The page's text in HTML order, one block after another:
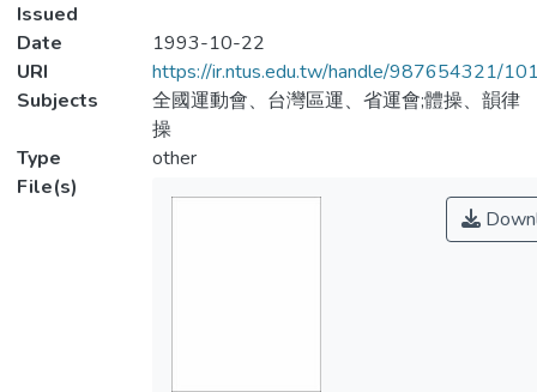
Issued
Date
1993-10-22
URI
https://ir.ntus.edu.tw/handle/987654321/
Subjects
全國運動會、台灣區運、省運會;體操、韻律
操
Type
other
File(s)